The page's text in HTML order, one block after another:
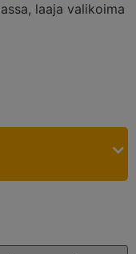
laaja valikoima